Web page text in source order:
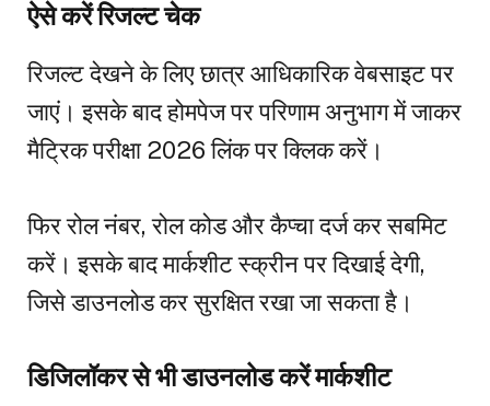
ऐसे करें रिजल्ट चेक
रिजल्ट देखने के लिए छात्र आधिकारिक वेबसाइट पर
जाएं। इसके बाद होमपेज पर परिणाम अनुभाग में जाकर
मैट्रिक परीक्षा 2026 लिंक पर क्लिक करें।
फिर रोल नंबर, रोल कोड और कैप्चा दर्ज कर सबमिट
करें। इसके बाद मार्कशीट स्क्रीन पर दिखाई देगी,
जिसे डाउनलोड कर सुरक्षित रखा जा सकता है।
डिजिलॉकर से भी डाउनलोड करें मार्कशीट